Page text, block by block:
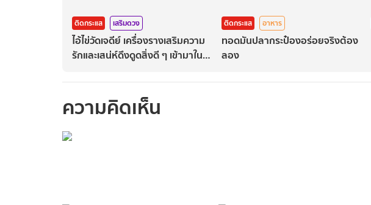
ติดกระแส เสริมดวง
ไอ้ไข่วัดเจดีย์ เครื่องรางเสริมความ
รักและเสน่ห์ดึงดูดสิ่งดี ๆ เข้ามาใน
ติดกระแส อาหาร
ทอดมันปลากระป๋องอร่อยจริงต้อง
ลอง
ความคิดเห็น